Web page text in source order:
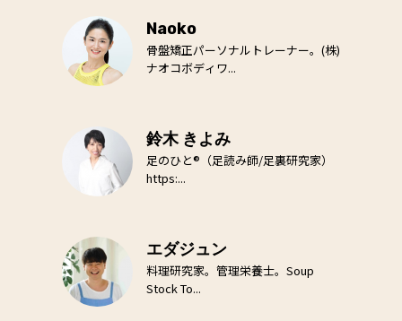
Naoko
骨盤矯正パーソナルトレーナー。(株)
ナオコボディワ...
鈴木 きよみ
足のひと®（足読み師/足裏研究家）
https:...
エダジュン
料理研究家。管理栄養士。Soup
Stock To...